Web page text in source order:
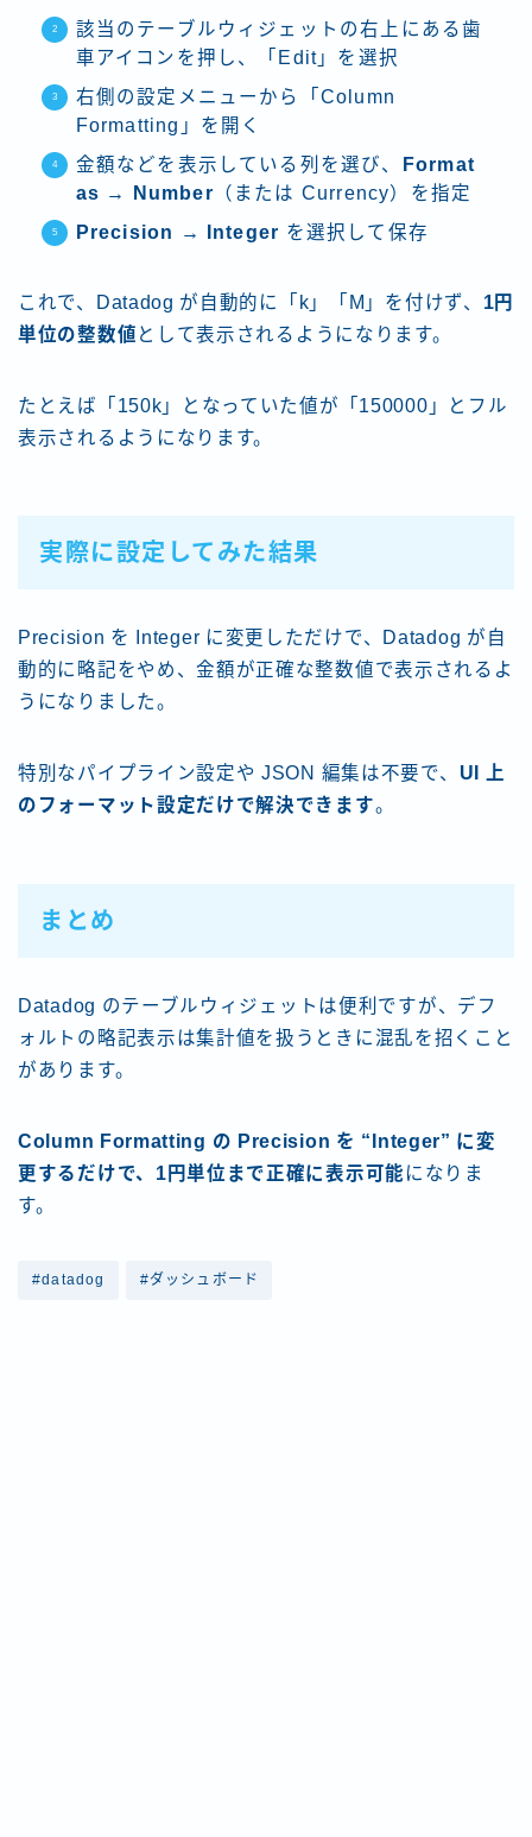
該当のテーブルウィジェットの右上にある歯
車アイコンを押し、「Edit」を選択
右側の設定メニューから「Column
Formatting」を開く
金額などを表示している列を選び、
Format
as → Number （または Currency）を指定
Precision → Integer を選択して保存
これで、Datadog が自動的に「k」「M」を付けず、 1円
単位の整数値 として表示されるようになります。
たとえば「150k」となっていた値が「150000」とフル
表示されるようになります。
実際に設定してみた結果
Precision を Integer に変更しただけで、Datadog が自
動的に略記をやめ、金額が正確な整数値で表示されるよ
うになりました。
特別なパイプライン設定や JSON 編集は不要で、 UI 上
のフォーマット設定だけで解決できます。
まとめ
Datadog のテーブルウィジェットは便利ですが、デフ
ォルトの略記表示は集計値を扱うときに混乱を招くこと
があります。
Column Formatting の Precision を “Integer” に変
更するだけで、1円単位まで正確に表示可能 になりま
す。
#datadog #ダッシュボード